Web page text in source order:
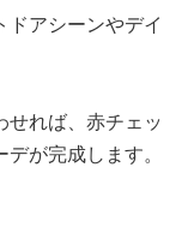
アシーンやデイ
せれば、赤チェッ
が完成します。